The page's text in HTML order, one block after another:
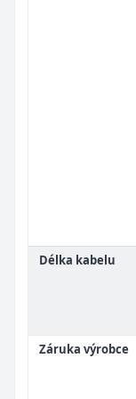
Délka kabelu
Záruka výrobce